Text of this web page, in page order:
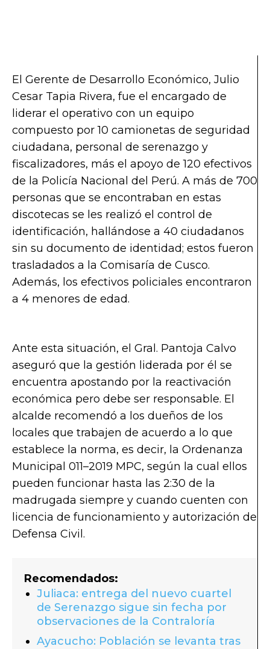
El Gerente de Desarrollo Económico, Julio
Cesar Tapia Rivera, fue el encargado de
liderar el operativo con un equipo
compuesto por 10 camionetas de seguridad
ciudadana, personal de serenazgo y
fiscalizadores, más el apoyo de 120 efectivos
de la Policía Nacional del Perú. A más de 700
personas que se encontraban en estas
discotecas se les realizó el control de
identificación, hallándose a 40 ciudadanos
sin su documento de identidad; estos fueron
trasladados a la Comisaría de Cusco.
Además, los efectivos policiales encontraron
a 4 menores de edad.
Ante esta situación, el Gral. Pantoja Calvo
aseguró que la gestión liderada por él se
encuentra apostando por la reactivación
económica pero debe ser responsable. El
alcalde recomendó a los dueños de los
locales que trabajen de acuerdo a lo que
establece la norma, es decir, la Ordenanza
Municipal 011–2019 MPC, según la cual ellos
pueden funcionar hasta las 2:30 de la
madrugada siempre y cuando cuenten con
licencia de funcionamiento y autorización de
Defensa Civil.
Recomendados:
Juliaca: entrega del nuevo cuartel
de Serenazgo sigue sin fecha por
observaciones de la Contraloría
Ayacucho: Población se levanta tras